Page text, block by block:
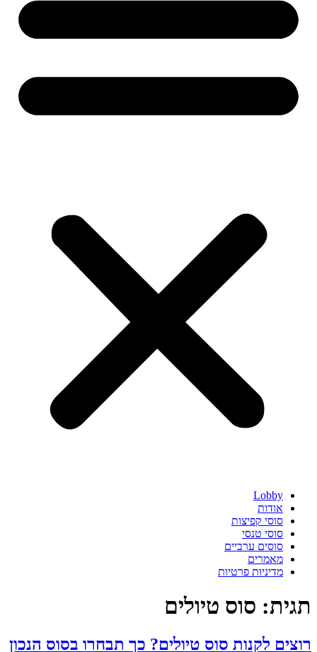
Lobby
אודות
סוסי קפיצות
סוסי טנסי
סוסים ערביים
מאמרים
מדיניות פרטיות
תגית: סוס טיולים
רוצים לקנות סוס טיולים? כך תבחרו בסוס הנכון